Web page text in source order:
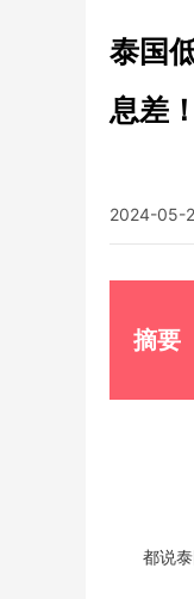
泰国
息差！
2024-05-
摘要
都说